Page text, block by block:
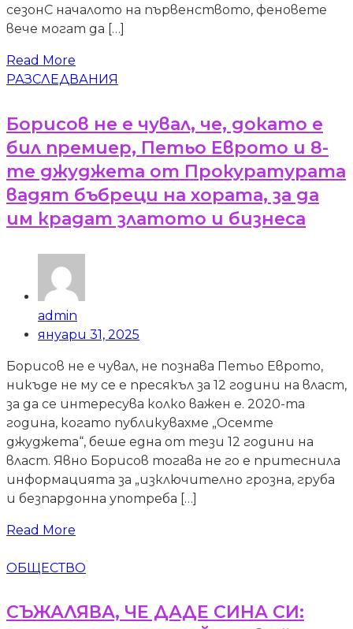
сезонС началото на първенството, феновете
вече могат да […]
Read More
РАЗСЛЕДВАНИЯ
Борисов не е чувал, че, докато е
бил премиер, Петьо Еврото и 8-
те джуджета от Прокуратурата
вадят бъбреци на хората, за да
им крадат златото и бизнеса
admin
януари 31, 2025
Борисов не е чувал, не познава Петьо Еврото,
никъде не му се е пресякъл за 12 години на власт,
за да се интересува колко важен е. 2020-та
година, когато публикувахме „Осемте
джуджета“, беше една от тези 12 години на
власт. Явно Борисов тогава не го е притеснила
информацията за „изключително грозна, груба
и безпардонна употреба […]
Read More
ОБЩЕСТВО
СЪЖАЛЯВА, ЧЕ ДАДЕ СИНА СИ: